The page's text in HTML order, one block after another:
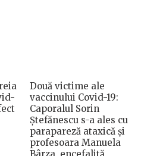
Două victime ale
vaccinului Covid-19:
Caporalul Sorin
Ștefănescu s-a ales cu
parapareză ataxică și
profesoara Manuela